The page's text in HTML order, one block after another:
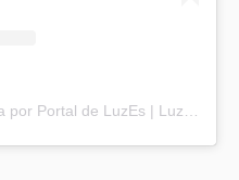
Uma publicação compartilhada por Portal de LuzEs | Luz e Esperança (@portaldeluzes)